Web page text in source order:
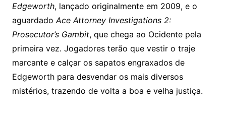
Edgeworth, lançado originalmente em 2009, e o
aguardado Ace Attorney Investigations 2:
Prosecutor’s Gambit, que chega ao Ocidente pela
primeira vez. Jogadores terão que vestir o traje
marcante e calçar os sapatos engraxados de
Edgeworth para desvendar os mais diversos
mistérios, trazendo de volta a boa e velha justiça.